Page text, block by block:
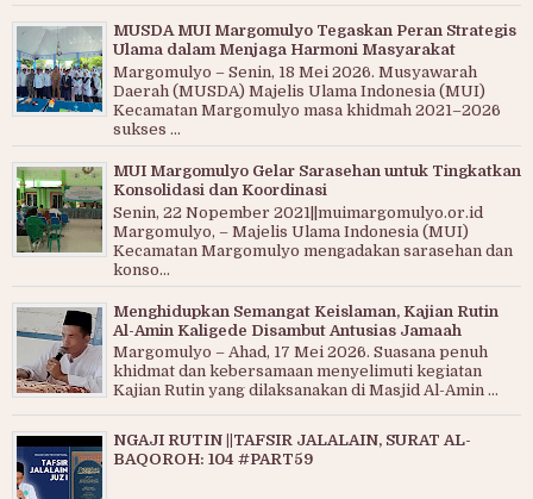
MUSDA MUI Margomulyo Tegaskan Peran Strategis
Ulama dalam Menjaga Harmoni Masyarakat
Margomulyo – Senin, 18 Mei 2026. Musyawarah
Daerah (MUSDA) Majelis Ulama Indonesia (MUI)
Kecamatan Margomulyo masa khidmah 2021–2026
sukses ...
MUI Margomulyo Gelar Sarasehan untuk Tingkatkan
Konsolidasi dan Koordinasi
Senin, 22 Nopember 2021||muimargomulyo.or.id
Margomulyo, – Majelis Ulama Indonesia (MUI)
Kecamatan Margomulyo mengadakan sarasehan dan
konso...
Menghidupkan Semangat Keislaman, Kajian Rutin
Al-Amin Kaligede Disambut Antusias Jamaah
Margomulyo – Ahad, 17 Mei 2026. Suasana penuh
khidmat dan kebersamaan menyelimuti kegiatan
Kajian Rutin yang dilaksanakan di Masjid Al-Amin ...
NGAJI RUTIN ||TAFSIR JALALAIN, SURAT AL-
BAQOROH: 104 #PART59